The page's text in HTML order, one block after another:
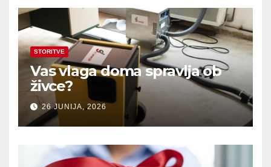
STORITVE
Vas vlaga doma spravlja ob
živce?
26 JUNIJA, 2026